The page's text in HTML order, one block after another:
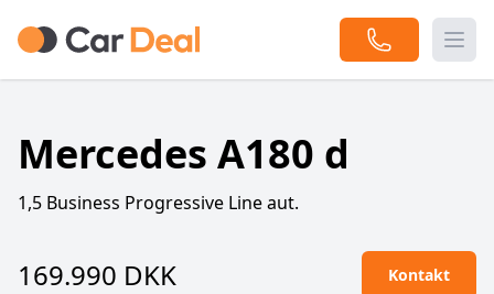
Mercedes A180 d
1,5 Business Progressive Line aut.
169.990 DKK Kontakt